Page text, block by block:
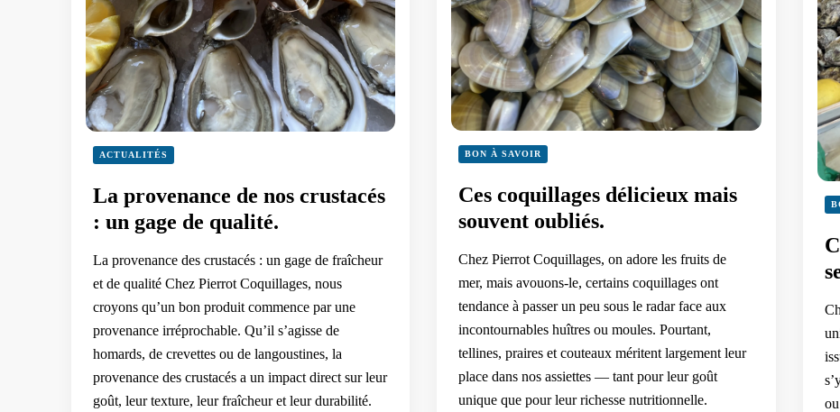
BON À SAVOIR
Ces coquillages délicieux mais
souvent oubliés.
Chez Pierrot Coquillages, on adore les fruits de
mer, mais avouons-le, certains coquillages ont
tendance à passer un peu sous le radar face aux
incontournables huîtres ou moules. Pourtant,
tellines, praires et couteaux méritent largement leur
place dans nos assiettes — tant pour leur goût
unique que pour leur richesse nutritionnelle.
ACTUALITÉS
La provenance de nos crustacés
: un gage de qualité.
La provenance des crustacés : un gage de fraîcheur
et de qualité Chez Pierrot Coquillages, nous
croyons qu’un bon produit commence par une
provenance irréprochable. Qu’il s’agisse de
homards, de crevettes ou de langoustines, la
provenance des crustacés a un impact direct sur leur
goût, leur texture, leur fraîcheur et leur durabilité.